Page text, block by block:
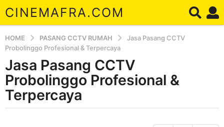
CINEMAFRA.COM
HOME PASANG CCTV RUMAH
Jasa Pasang CCTV
Probolinggo Profesional & Terpercaya
t
a
h
Jasa Pasang CCTV
Probolinggo Profesional &
Terpercaya